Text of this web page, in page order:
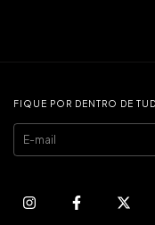
FIQUE POR DENTRO DE